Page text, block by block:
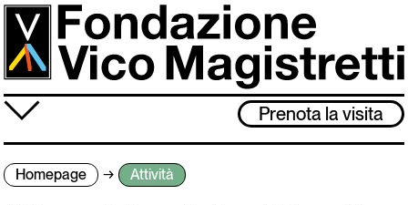
Salta
contenuto
principale
≡ Prenota la visita
Fondazione
Homepage Attività